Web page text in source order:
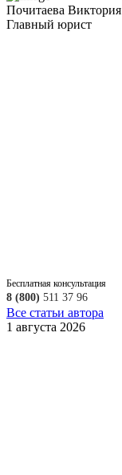
Почитаева Виктория
Главный юрист
Бесплатная консультация
8 (800) 511 37 96
Все статьи автора
1 августа 2026